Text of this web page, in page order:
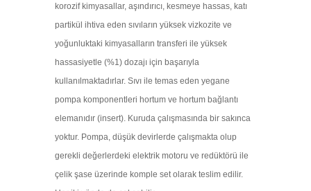
korozif kimyasallar, aşındırıcı, kesmeye hassas, katı
partikül ihtiva eden sıvıların yüksek vizkozite ve
yoğunluktaki kimyasalların transferi ile yüksek
hassasiyetle (%1) dozajı için başarıyla
kullanılmaktadırlar. Sıvı ile temas eden yegane
pompa komponentleri hortum ve hortum bağlantı
elemanıdır (insert). Kuruda çalışmasında bir sakınca
yoktur. Pompa, düşük devirlerde çalışmakta olup
gerekli değerlerdeki elektrik motoru ve redüktörü ile
çelik şase üzerinde komple set olarak teslim edilir.